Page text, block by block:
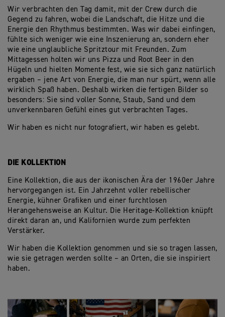
Wir verbrachten den Tag damit, mit der Crew durch die
Gegend zu fahren, wobei die Landschaft, die Hitze und die
Energie den Rhythmus bestimmten. Was wir dabei einfingen,
fühlte sich weniger wie eine Inszenierung an, sondern eher
wie eine unglaubliche Spritztour mit Freunden. Zum
Mittagessen holten wir uns Pizza und Root Beer in den
Hügeln und hielten Momente fest, wie sie sich ganz natürlich
ergaben – jene Art von Energie, die man nur spürt, wenn alle
wirklich Spaß haben. Deshalb wirken die fertigen Bilder so
besonders: Sie sind voller Sonne, Staub, Sand und dem
unverkennbaren Gefühl eines gut verbrachten Tages.
Wir haben es nicht nur fotografiert, wir haben es gelebt.
DIE KOLLEKTION
Eine Kollektion, die aus der ikonischen Ära der 1960er Jahre
hervorgegangen ist. Ein Jahrzehnt voller rebellischer
Energie, kühner Grafiken und einer furchtlosen
Herangehensweise an Kultur. Die Heritage-Kollektion knüpft
direkt daran an, und Kalifornien wurde zum perfekten
Verstärker.
Wir haben die Kollektion genommen und sie so tragen lassen,
wie sie getragen werden sollte – an Orten, die sie inspiriert
haben.